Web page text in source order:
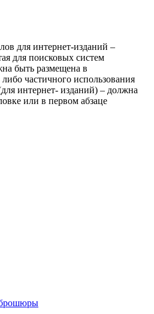
для интернет-изданий –
для поисковых систем
быть размещена в
частичного использования
интернет- изданий) – должна
или в первом абзаце